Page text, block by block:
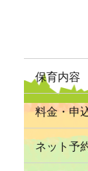
保育内容
料金・申
ネット予